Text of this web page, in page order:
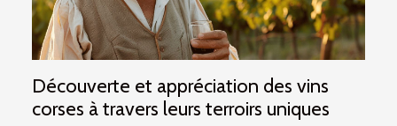
Découverte et appréciation des vins
corses à travers leurs terroirs uniques